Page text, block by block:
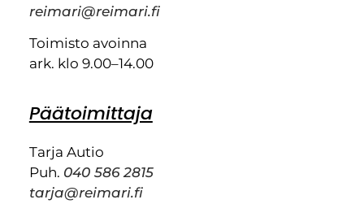
reimari@reimari.fi
Toimisto avoinna
ark. klo 9.00–14.00
Päätoimittaja
Tarja Autio
Puh. 040 586 2815
tarja@reimari.fi